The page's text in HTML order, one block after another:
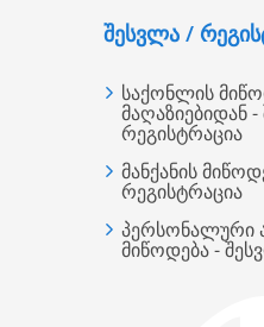
ᲨᲔᲡᲕᲚᲐ /
საქონლის
მაღაზიებიდან
რეგისტრაცია
მანქანის
რეგისტრაცია
პერსონალური
მიწოდება -